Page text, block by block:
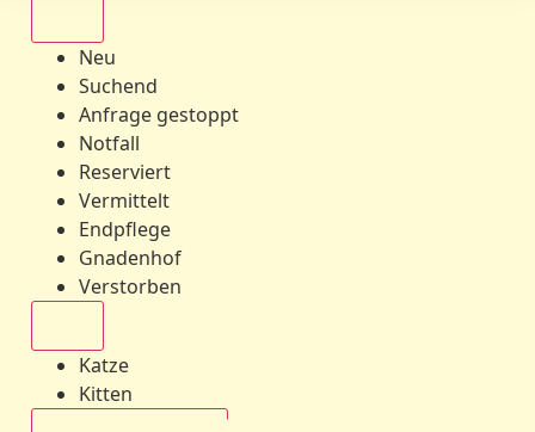
Neu
Suchend
Anfrage gestoppt
Notfall
Reserviert
Vermittelt
Endpflege
Gnadenhof
Verstorben
Katze
Kitten